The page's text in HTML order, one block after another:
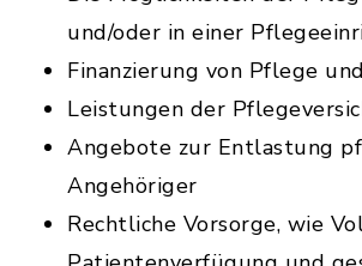
und/oder in einer
Finanzierung von Pflege
Leistungen der
Angebote zur Entlastung
Angehöriger
Rechtliche Vorsorge, wie